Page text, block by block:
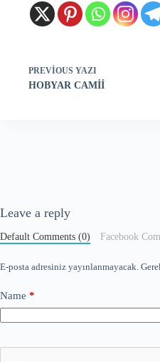
PREVIOUS YAZI
HOBYAR CAMİİ
Leave a reply
Default Comments (0) Facebook
E-posta adresiniz yayınlanmayacak.
Name *